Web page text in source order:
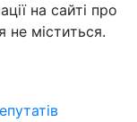
на сайті про
не міститься.